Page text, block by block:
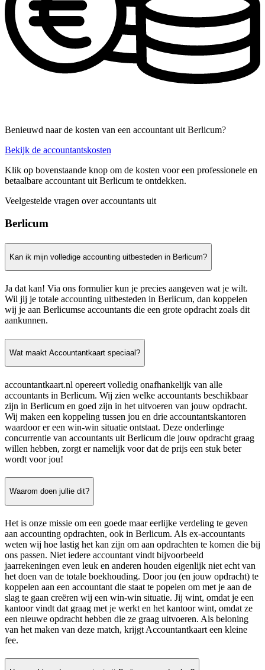
Benieuwd naar de kosten van een accountant uit Berlicum?
Bekijk de accountantskosten
Klik op bovenstaande knop om de kosten voor een professionele en
betaalbare accountant uit Berlicum te ontdekken.
Veelgestelde vragen over accountants uit
Berlicum
Kan ik mijn volledige accounting uitbesteden in Berlicum?
Ja dat kan! Via ons formulier kun je precies aangeven wat je wilt.
Wil jij je totale accounting uitbesteden in Berlicum, dan koppelen
wij je aan Berlicumse accountants die een grote opdracht zoals dit
aankunnen.
Wat maakt Accountantkaart speciaal?
accountantkaart.nl opereert volledig onafhankelijk van alle
accountants in Berlicum. Wij zien welke accountants beschikbaar
zijn in Berlicum en goed zijn in het uitvoeren van jouw opdracht.
Wij maken een koppeling tussen jou en drie accountantskantoren
waardoor er een win-win situatie ontstaat. Deze onderlinge
concurrentie van accountants uit Berlicum die jouw opdracht graag
willen hebben, zorgt er namelijk voor dat de prijs een stuk beter
wordt voor jou!
Waarom doen jullie dit?
Het is onze missie om een goede maar eerlijke verdeling te geven
aan accounting opdrachten, ook in Berlicum. Als ex-accountants
weten wij hoe lastig het kan zijn om aan opdrachten te komen die bij
ons passen. Niet iedere accountant vindt bijvoorbeeld
jaarrekeningen even leuk en anderen houden eigenlijk niet echt van
het doen van de totale boekhouding. Door jou (en jouw opdracht) te
koppelen aan een accountant die staat te popelen om met je aan de
slag te gaan creëren wij een win-win situatie. Jij wint, omdat je een
kantoor vindt dat graag met je werkt en het kantoor wint, omdat ze
een nieuwe opdracht hebben die ze graag uitvoeren. Als beloning
van het maken van deze match, krijgt Accountantkaart een kleine
fee.